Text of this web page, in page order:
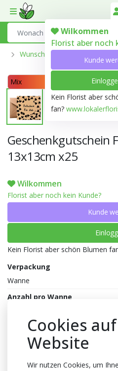
Toggle mobile menu
Wilkommen
Florist aber noch
Kunde
Kein Florist aber
fan?
Wunschkarte Und Labels
Mix
Geschenkgutschein
13x13cm x25
Wilkommen
Florist aber noch kein Kunde?
Kunde
Kein Florist aber schön Blumen
Verpackung
Wanne
Anzahl pro Wanne
Cookies
Website
Wir nutzen Cookies, um